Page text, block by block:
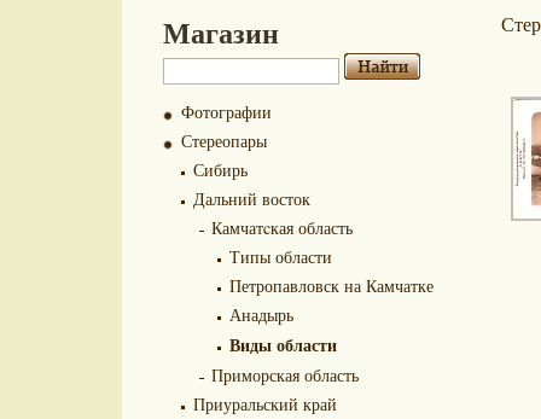
Магазин
Фотографии
Стереопары
Сибирь
Дальний восток
Камчатcкая область
Типы области
Петропавловск на Камчатке
Анадырь
Виды области
Приморская область
Приуральский край